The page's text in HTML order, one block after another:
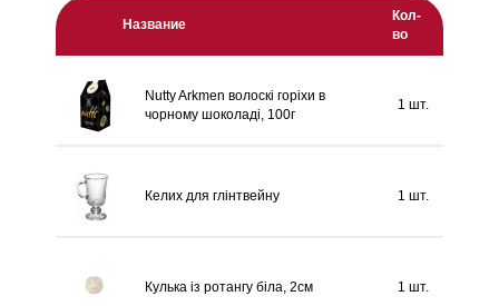
Название
Кол-
во
Nutty Arkmen волоскі горіхи в
чорному шоколаді, 100г
1 шт.
Келих для глінтвейну 1 шт.
Кулька із ротангу біла, 2см 1 шт.